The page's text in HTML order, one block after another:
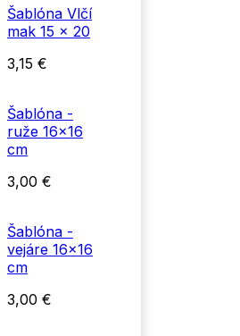
Šablóna Vlčí
mak 15 x 20
3,15 €
Šablóna -
ruže 16x16
cm
3,00 €
Šablóna -
vejáre 16x16
cm
3,00 €